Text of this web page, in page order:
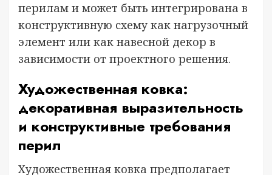
перилам и может быть интегрирована в
конструктивную схему как нагрузочный
элемент или как навесной декор в
зависимости от проектного решения.
Художественная ковка:
декоративная выразительность
и конструктивные требования
перил
Художественная ковка предполагает